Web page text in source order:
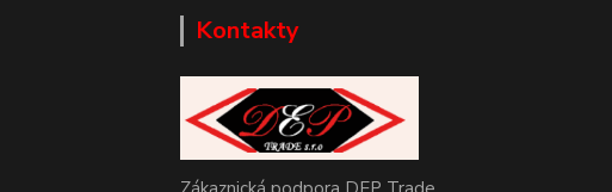
Kontakty